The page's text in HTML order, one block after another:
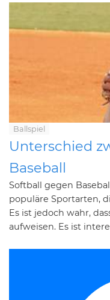
Ballspiel
Unterschied
Baseball
Softball gegen
populäre Sportarten,
Es ist jedoch wahr,
aufweisen. Es ist